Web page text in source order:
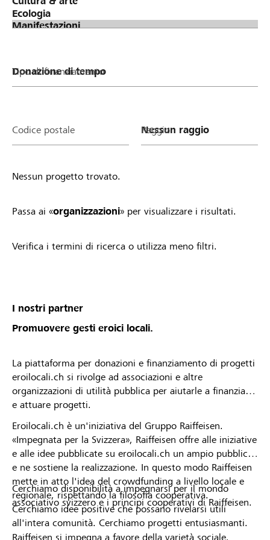
oder deinen Verein/deine Stiftung zu stimmen.
Phase 3: Verteilung Lokalbonus (Spendentopf von
ein Verein/eine Stiftung gesammelt hat, desto
höher fällt der Anteil am Lokalbonus von Raiffeisen
startest oder ein Organisationsprofil auf
Voraussetzung: Dein Projekt ist gemeinnützig und
Stiftung ist in der Region aktiv. Zudem gelten die
allgemeinen Richtlinien von lokalhelden.ch * Unter
Organisation aktiv geschaltet wurde oder dein
Mittelbünden behält sich das Recht vor, Projekte
oder Organisationsprofile vom Lokalbonus
auszuschliessen.
Tipo di finanziamento
Codice postale Raggio
Nessun progetto trovato.
Passa ai «organizzazioni» per visualizzare i risultati.
Verifica i termini di ricerca o utilizza meno filtri.
I nostri partner
Promuovere gesti eroici locali.
La piattaforma per donazioni e finanziamento di progetti
eroilocali.ch si rivolge ad associazioni e altre
organizzazioni di utilità pubblica per aiutarle a finanziare
e attuare progetti.
Eroilocali.ch è un'iniziativa del Gruppo Raiffeisen.
«Impegnata per la Svizzera», Raiffeisen offre alle iniziative
e alle idee pubblicate su eroilocali.ch un ampio pubblico
e ne sostiene la realizzazione. In questo modo Raiffeisen
mette in atto l'idea del crowdfunding a livello locale e
regionale, rispettando la filosofia cooperativa.
Cerchiamo idee positive che possano rivelarsi utili
all'intera comunità. Cerchiamo progetti entusiasmanti.
Cerchiamo disponibilità a impegnarsi per il mondo
associativo svizzero e i principi cooperativi di Raiffeisen.
Raiffeisen si impegna a favore della varietà sociale,